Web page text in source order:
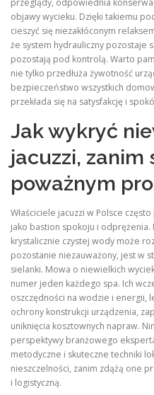
objawy wycieku. Dzięki takiemu
cieszyć się niezakłóconym
że system hydrauliczny pozostaje
pozostają pod kontrolą. Warto
nie tylko przedłuża żywotność
bezpieczeństwo wszystkich
przekłada się na satysfakcję i
Jak wykryć
jacuzzi, zanim
poważnym
Właściciele jacuzzi w Polsce
jako bastion spokoju i
krystalicznie czystej wody może
pozostanie niezauważony, jest w
sielanki. Mowa o niewielkich
numer jeden każdego spa. Ich
oszczędności na wodzie i energii,
ochrony konstrukcji urządzenia,
uniknięcia kosztownych napraw.
perspektywy branżowego
metodyczne i skuteczne techniki
nieszczelności, zanim zdążą one
i logistyczną.